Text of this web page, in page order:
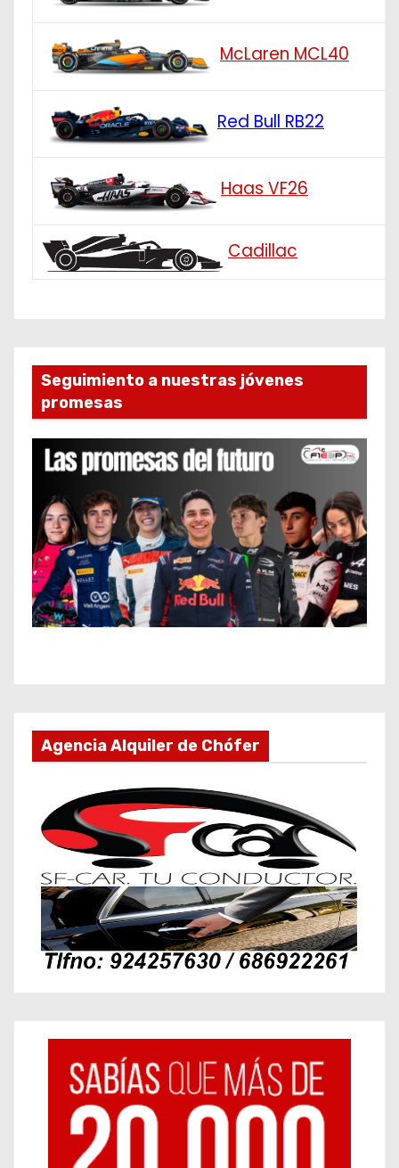
McLaren MCL40
Red Bull RB22
Haas VF26
Cadillac
Seguimiento a nuestras jóvenes
promesas
Agencia Alquiler de Chófer